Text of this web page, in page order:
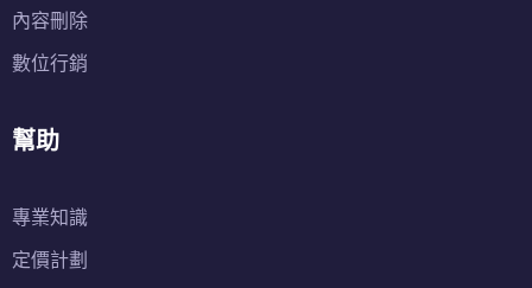
內容刪除
數位行銷
幫助
專業知識
定價計劃